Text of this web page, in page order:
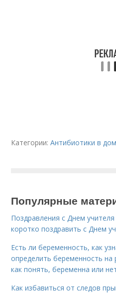
Категории:Антибиотики в
Популярные
Поздравления с Днем
коротко поздравить с Днем
Есть ли беременность, как
определить беременность на
как понять, беременна или
Как избавиться от следов